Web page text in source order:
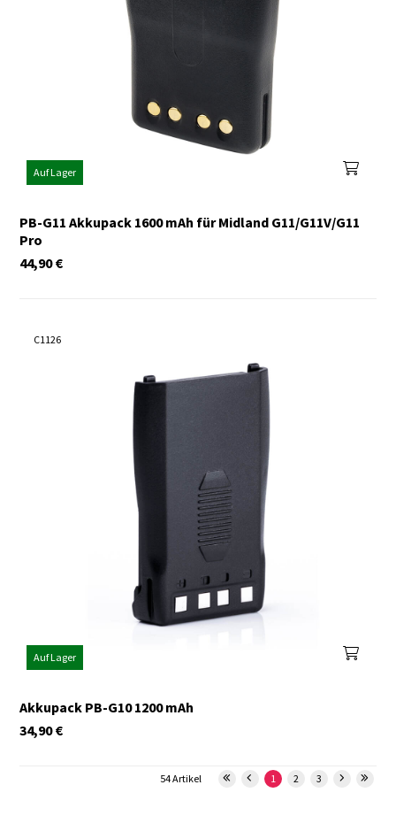
Auf Lager
PB-G11 Akkupack 1600 mAh für Midland G11/G11V/G11
Pro
€
44,90
C1126
Auf Lager
Akkupack PB-G10 1200 mAh
€
34,90
1 2 3
54 Artikel